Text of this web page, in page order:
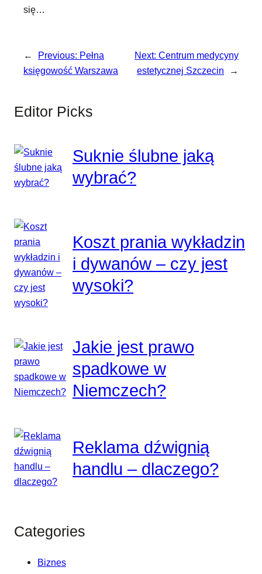
się…
← Previous: Pełna
księgowość Warszawa
Next: Centrum medycyny
estetycznej Szczecin
→
Editor Picks
Suknie ślubne jaką
wybrać?
Koszt prania wykładzin
i dywanów – czy jest
wysoki?
Jakie jest prawo
spadkowe w
Niemczech?
Reklama dźwignią
handlu – dlaczego?
Categories
Biznes